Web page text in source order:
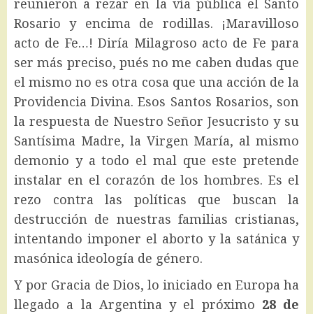
reunieron a rezar en la vía pública el Santo
Rosario y encima de rodillas. ¡Maravilloso
acto de Fe…! Diría Milagroso acto de Fe para
ser más preciso, pués no me caben dudas que
el mismo no es otra cosa que una acción de la
Providencia Divina. Esos Santos Rosarios, son
la respuesta de Nuestro Señor Jesucristo y su
Santísima Madre, la Virgen María, al mismo
demonio y a todo el mal que este pretende
instalar en el corazón de los hombres. Es el
rezo contra las políticas que buscan la
destrucción de nuestras familias cristianas,
intentando imponer el aborto y la satánica y
masónica ideología de género.
Y por Gracia de Dios, lo iniciado en Europa ha
llegado a la Argentina y el próximo 28 de